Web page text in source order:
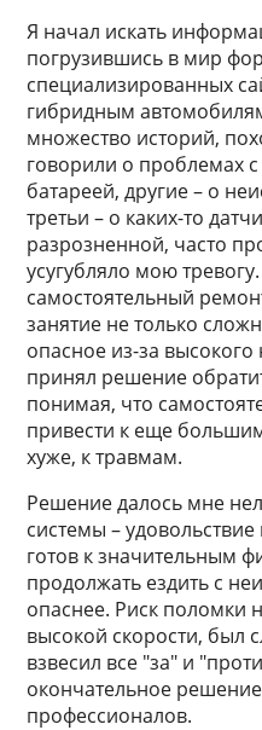
Я начал искать
погрузившись в мир
специализированных
гибридным
множество историй,
говорили о проблемах
батареей, другие – о
третьи – о каких-то
разрозненной, часто
усугубляло мою
самостоятельный
занятие не только
опасное из-за
принял решение
понимая, что
привести к еще
хуже, к травмам.
Решение далось мне
системы –
готов к значительным
продолжать ездить с
опаснее. Риск поломки
высокой скорости, был
взвесил все "за" и
окончательное
профессионалов.